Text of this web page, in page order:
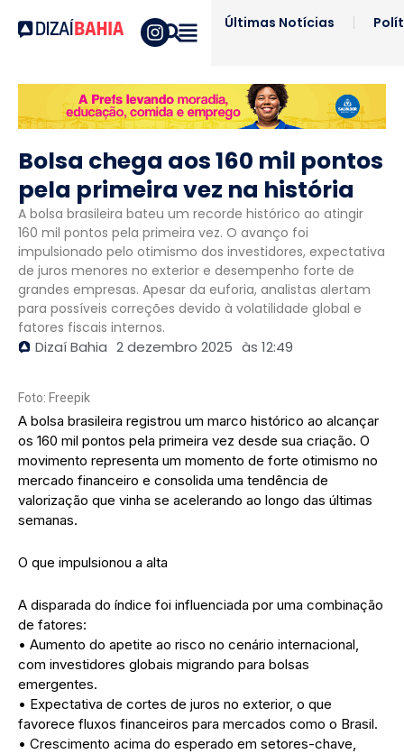
Últimas Notícias
Bolsa chega aos 160 mil pontos
pela primeira vez na história
A bolsa brasileira bateu um recorde histórico ao atingir
160 mil pontos pela primeira vez. O avanço foi
impulsionado pelo otimismo dos investidores, expectativa
de juros menores no exterior e desempenho forte de
grandes empresas. Apesar da euforia, analistas alertam
para possíveis correções devido à volatilidade global e
fatores fiscais internos.
Dizaí Bahia 2 dezembro 2025 às 12:49
Foto: Freepik
A bolsa brasileira registrou um marco histórico ao alcançar
os 160 mil pontos pela primeira vez desde sua criação. O
movimento representa um momento de forte otimismo no
mercado financeiro e consolida uma tendência de
valorização que vinha se acelerando ao longo das últimas
semanas.
O que impulsionou a alta
A disparada do índice foi influenciada por uma combinação
de fatores:
• Aumento do apetite ao risco no cenário internacional,
com investidores globais migrando para bolsas
emergentes.
• Expectativa de cortes de juros no exterior, o que
favorece fluxos financeiros para mercados como o Brasil.
• Crescimento acima do esperado em setores-chave,